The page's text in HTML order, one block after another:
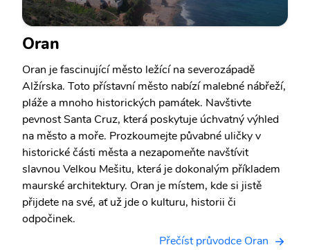
Oran
Oran je fascinující město ležící na severozápadě
Alžírska. Toto přístavní město nabízí malebné nábřeží,
pláže a mnoho historických památek. Navštivte
pevnost Santa Cruz, která poskytuje úchvatný výhled
na město a moře. Prozkoumejte půvabné uličky v
historické části města a nezapomeňte navštívit
slavnou Velkou Mešitu, která je dokonalým příkladem
maurské architektury. Oran je místem, kde si jistě
přijdete na své, ať už jde o kulturu, historii či
odpočinek.
Přečíst průvodce Oran